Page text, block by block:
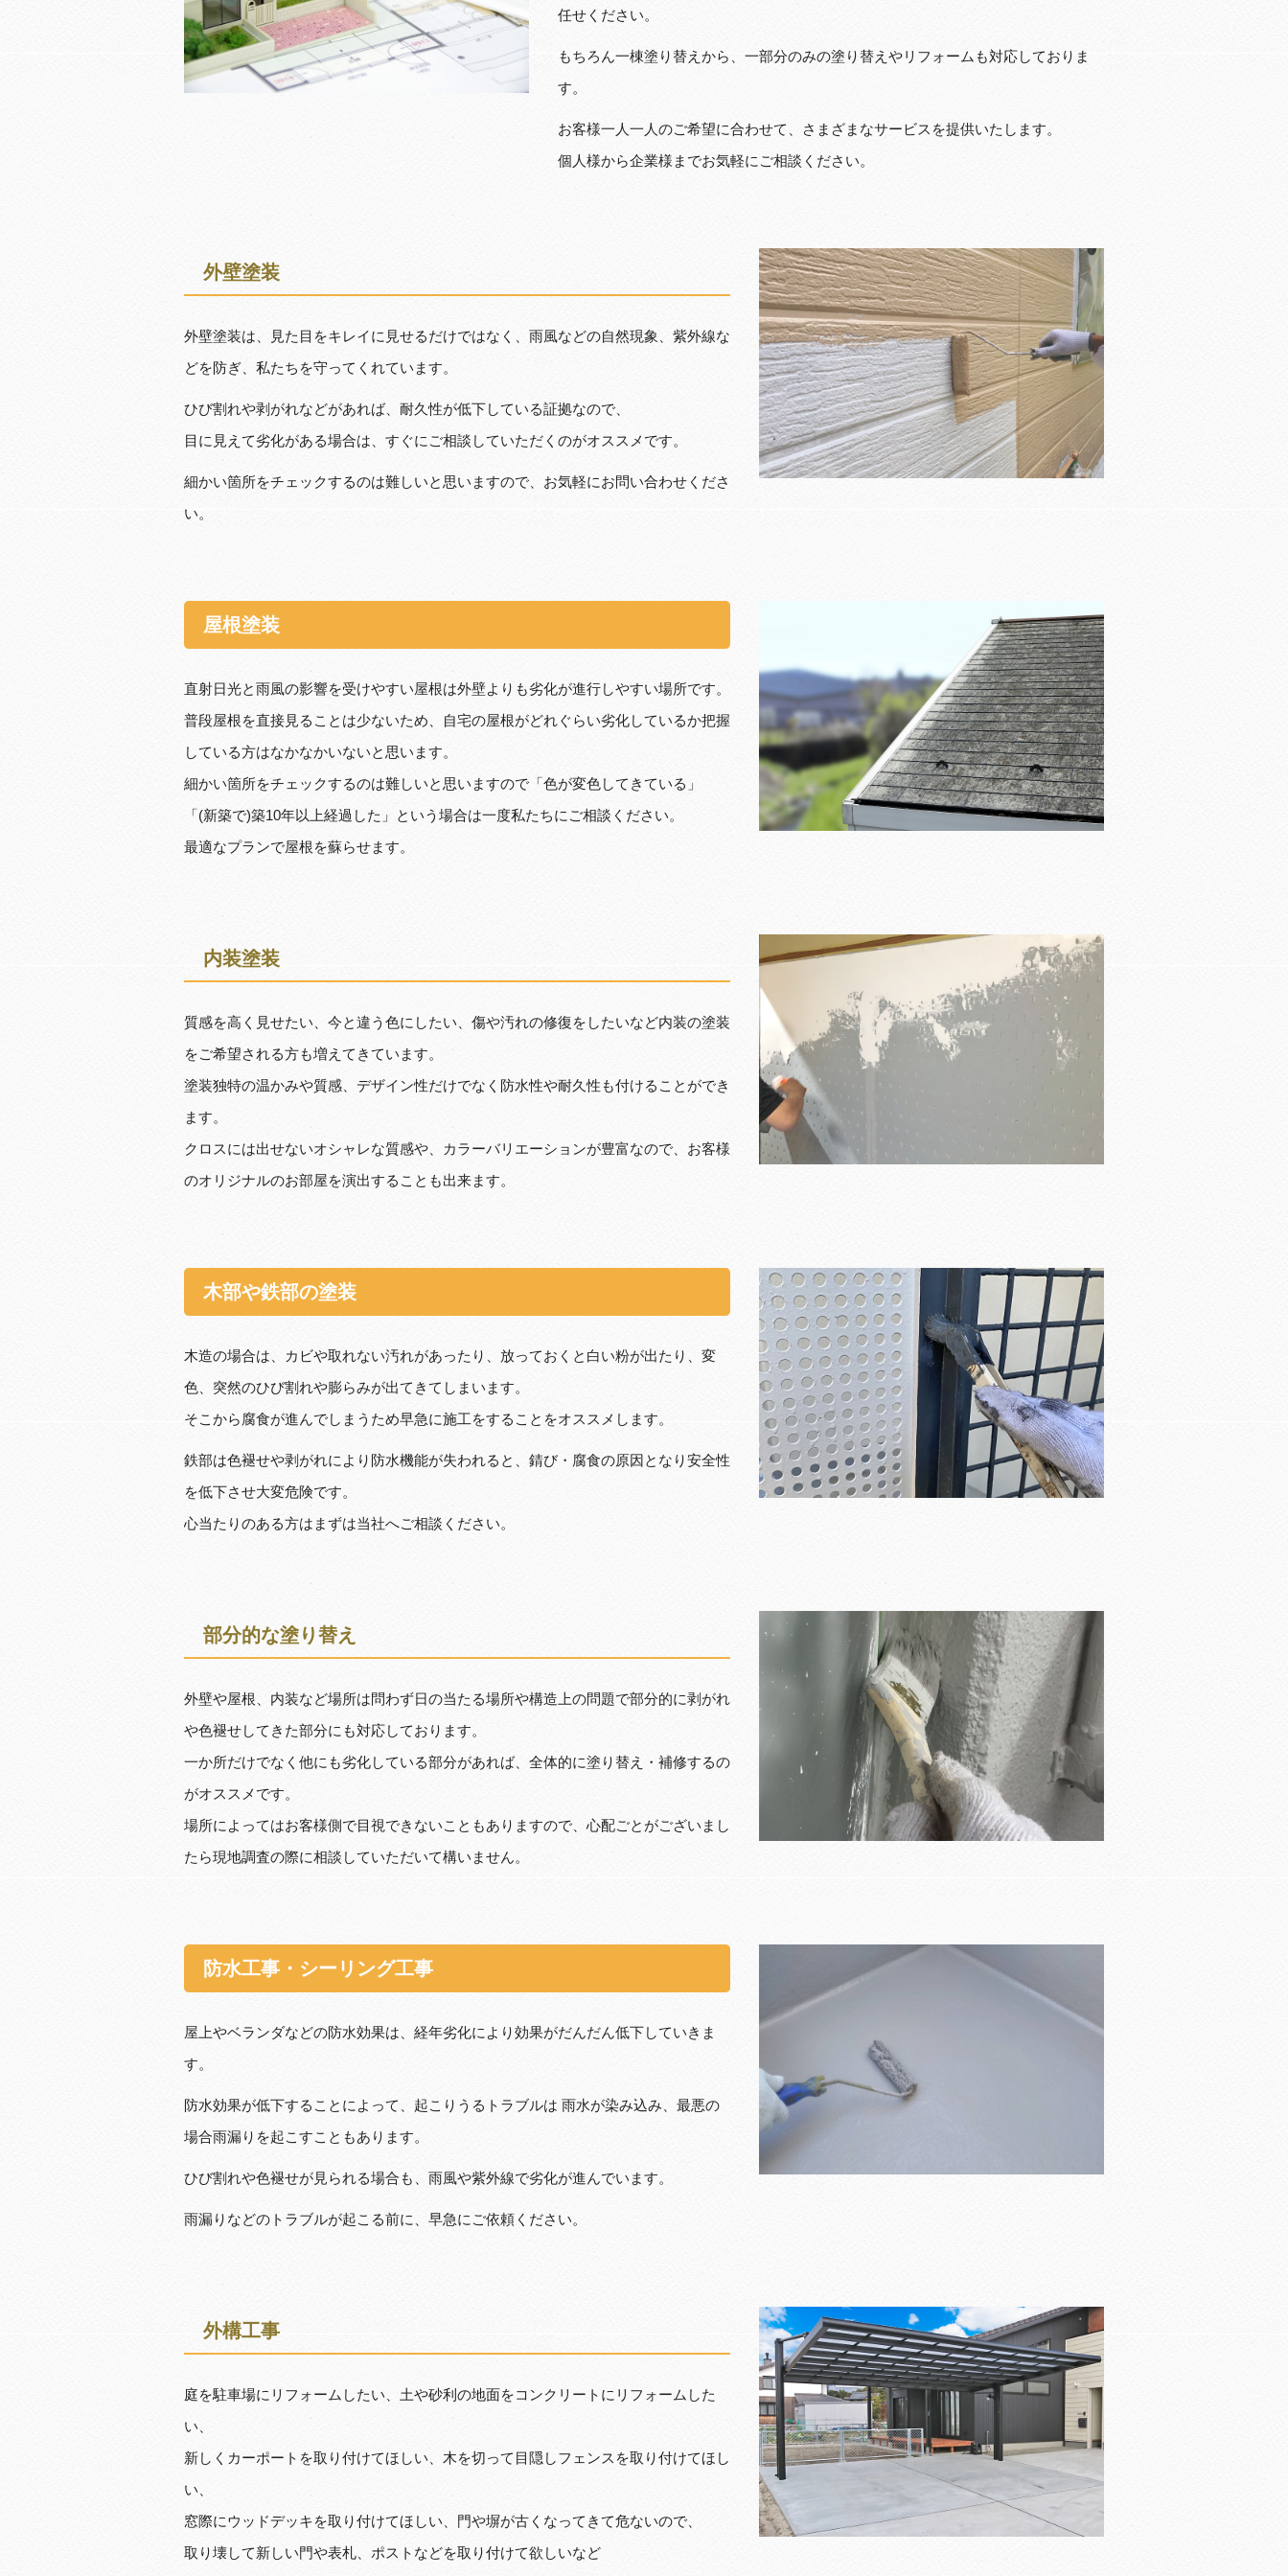
任せください。
もちろん一棟塗り替えから、一部分のみの塗り替えやリフォームも対応しておりま
す。
お客様一人一人のご希望に合わせて、さまざまなサービスを提供いたします。
個人様から企業様までお気軽にご相談ください。
外壁塗装
外壁塗装は、見た目をキレイに見せるだけではなく、雨風などの自然現象、紫外線な
どを防ぎ、私たちを守ってくれています。
ひび割れや剥がれなどがあれば、耐久性が低下している証拠なので、
目に見えて劣化がある場合は、すぐにご相談していただくのがオススメです。
細かい箇所をチェックするのは難しいと思いますので、お気軽にお問い合わせくださ
い。
屋根塗装
直射日光と雨風の影響を受けやすい屋根は外壁よりも劣化が進行しやすい場所です。
普段屋根を直接見ることは少ないため、自宅の屋根がどれぐらい劣化しているか把握
している方はなかなかいないと思います。
細かい箇所をチェックするのは難しいと思いますので「色が変色してきている」
「(新築で)築10年以上経過した」という場合は一度私たちにご相談ください。
最適なプランで屋根を蘇らせます。
内装塗装
質感を高く見せたい、今と違う色にしたい、傷や汚れの修復をしたいなど内装の塗装
をご希望される方も増えてきています。
塗装独特の温かみや質感、デザイン性だけでなく防水性や耐久性も付けることができ
ます。
クロスには出せないオシャレな質感や、カラーバリエーションが豊富なので、お客様
のオリジナルのお部屋を演出することも出来ます。
木部や鉄部の塗装
木造の場合は、カビや取れない汚れがあったり、放っておくと白い粉が出たり、変
色、突然のひび割れや膨らみが出てきてしまいます。
そこから腐食が進んでしまうため早急に施工をすることをオススメします。
鉄部は色褪せや剥がれにより防水機能が失われると、錆び・腐食の原因となり安全性
を低下させ大変危険です。
心当たりのある方はまずは当社へご相談ください。
部分的な塗り替え
外壁や屋根、内装など場所は問わず日の当たる場所や構造上の問題で部分的に剥がれ
や色褪せしてきた部分にも対応しております。
一か所だけでなく他にも劣化している部分があれば、全体的に塗り替え・補修するの
がオススメです。
場所によってはお客様側で目視できないこともありますので、心配ごとがございまし
たら現地調査の際に相談していただいて構いません。
防水工事・シーリング工事
屋上やベランダなどの防水効果は、経年劣化により効果がだんだん低下していきま
す。
防水効果が低下することによって、起こりうるトラブルは 雨水が染み込み、最悪の
場合雨漏りを起こすこともあります。
ひび割れや色褪せが見られる場合も、雨風や紫外線で劣化が進んでいます。
雨漏りなどのトラブルが起こる前に、早急にご依頼ください。
外構工事
庭を駐車場にリフォームしたい、土や砂利の地面をコンクリートにリフォームした
い、
新しくカーポートを取り付けてほしい、木を切って目隠しフェンスを取り付けてほし
い、
窓際にウッドデッキを取り付けてほしい、門や塀が古くなってきて危ないので、
取り壊して新しい門や表札、ポストなどを取り付けて欲しいなど